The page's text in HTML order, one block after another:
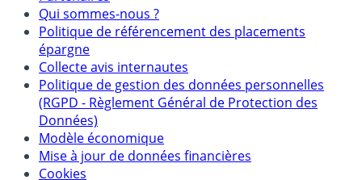
Mentions légales et Conditions d’utilisation
Partenaires
Qui sommes-nous ?
Politique de référencement des placements
épargne
Collecte avis internautes
Politique de gestion des données personnelles
(RGPD - Règlement Général de Protection des
Données)
Modèle économique